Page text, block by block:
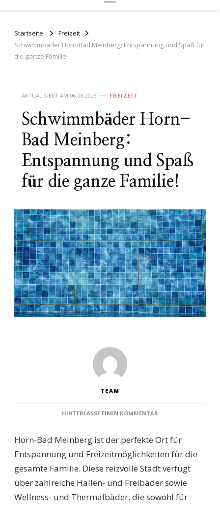
Startseite
Freizeit
Schwimmbäder Horn-Bad Meinberg: Entspannung und Spaß für
die ganze Familie!
AKTUALISIERT AM 06.08.2026 FREIZEIT
Schwimmbäder Horn-
Bad Meinberg:
Entspannung und Spaß
für die ganze Familie!
TEAM
HINTERLASSE EINEN KOMMENTAR
BAD
MEINBERG:
ENTSPANNUNG
UND
ÜR D
IE G
Horn-Bad Meinberg ist der perfekte Ort für
Entspannung und Freizeitmöglichkeiten für die
gesamte Familie. Diese reizvolle Stadt verfügt
über zahlreiche Hallen- und Freibäder sowie
Wellness- und Thermalbäder, die sowohl für